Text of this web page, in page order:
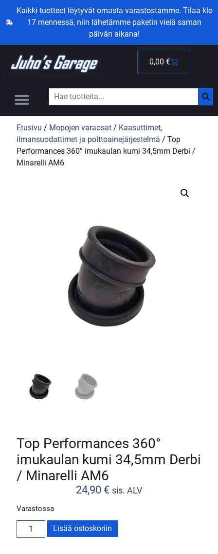
Kaikki tuotteet löytyvät omasta varastostamme. Tilaa klo
17 mennessä, niin lähetämme paketin vielä saman
päivän aikana!
0,00 €
Etusivu / Mopojen varaosat / Kaasuttimet,
ilmansuodattimet ja polttoainejärjestelmä / Top
Performances 360° imukaulan kumi 34,5mm Derbi /
Minarelli AM6
Top Performances 360°
imukaulan kumi 34,5mm Derbi
/ Minarelli AM6
24,90 € sis. ALV
Varastossa
Lisää ostoskoriin